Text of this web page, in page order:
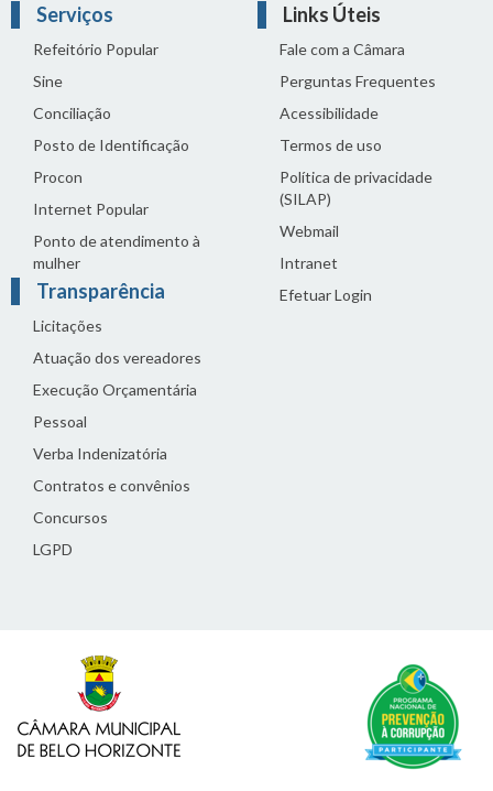
Serviços
Refeitório Popular
Sine
Conciliação
Posto de Identificação
Procon
Internet Popular
Ponto de atendimento à
mulher
Transparência
Licitações
Atuação dos vereadores
Execução Orçamentária
Pessoal
Verba Indenizatória
Contratos e convênios
Concursos
LGPD
Links Úteis
Fale com a Câmara
Perguntas Frequentes
Acessibilidade
Termos de uso
Política de privacidade
(SILAP)
Webmail
Intranet
Efetuar Login